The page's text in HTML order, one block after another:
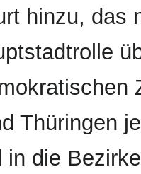
hinzu, das
Thüringen
in die